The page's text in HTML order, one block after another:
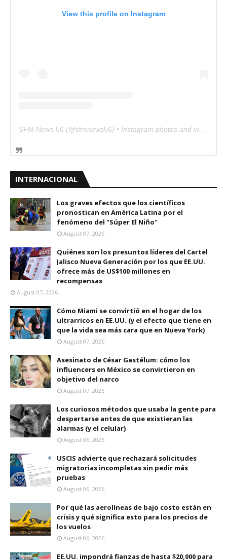
View this profile on Instagram
SFM News 56 (@sfmnews56) • Instagram photos and videos
INTERNACIONAL
Los graves efectos que los científicos
pronostican en América Latina por el
fenómeno del "Súper El Niño"
August 07, 2026
Quiénes son los presuntos líderes del Cartel
Jalisco Nueva Generación por los que EE.UU.
ofrece más de US$100 millones en
recompensas
August 07, 2026
Cómo Miami se convirtió en el hogar de los
ultrarricos en EE.UU. (y el efecto que tiene en
que la vida sea más cara que en Nueva York)
August 07, 2026
Asesinato de César Gastélum: cómo los
influencers en México se convirtieron en
objetivo del narco
August 07, 2026
Los curiosos métodos que usaba la gente para
despertarse antes de que existieran las
alarmas (y el celular)
August 06, 2026
USCIS advierte que rechazará solicitudes
migratorias incompletas sin pedir más
pruebas
August 06, 2026
Por qué las aerolíneas de bajo costo están en
crisis y qué significa esto para los precios de
los vuelos
August 06, 2026
EE.UU. impondrá fianzas de hasta $20,000 para